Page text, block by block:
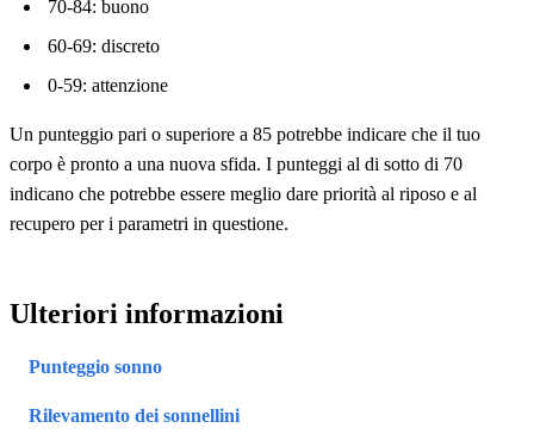
70-84: buono
60-69: discreto
0-59: attenzione
Un punteggio pari o superiore a 85 potrebbe indicare che il tuo
corpo è pronto a una nuova sfida. I punteggi al di sotto di 70
indicano che potrebbe essere meglio dare priorità al riposo e al
recupero per i parametri in questione.
Ulteriori informazioni
Punteggio sonno
Rilevamento dei sonnellini